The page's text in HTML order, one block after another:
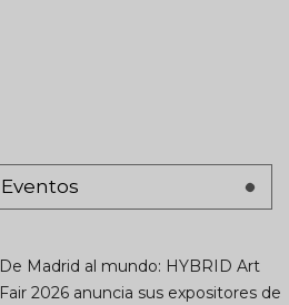
Eventos
De Madrid al mundo: HYBRID Art
Fair 2026 anuncia sus expositores de